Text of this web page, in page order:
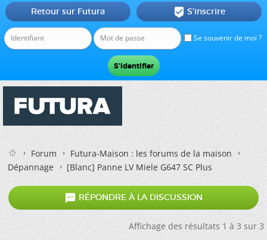
Se souvenir de moi ?
Retour sur Futura  S'inscrire
Forum
Futura-Maison : les forums de la maison
Dépannage
[Blanc]Panne LV Miele G647 SC Plus
 RÉPONDRE À LA DISCUSSION
Affichage des résultats 1 à 3 sur 3